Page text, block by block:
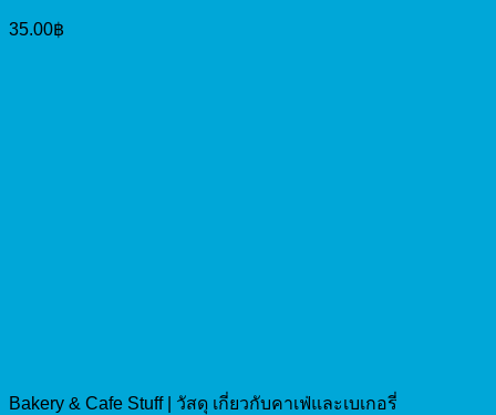
35.00฿
Bakery & Cafe Stuff | วัสดุ เกี่ยวกับคาเฟ่และเบเกอรี่